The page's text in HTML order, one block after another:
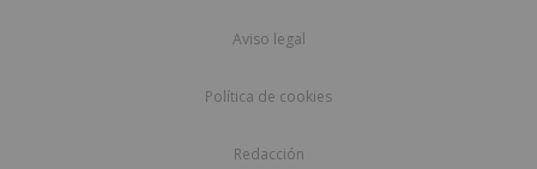
Aviso legal
Política de cookies
Redacción